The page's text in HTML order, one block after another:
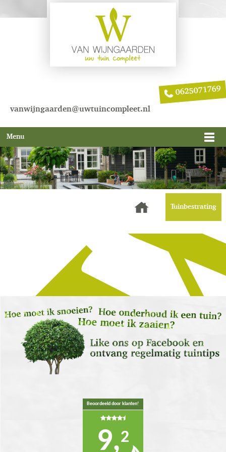
0625071769
vanwijngaarden@uwtuincompleet.nl
Menu
Tuinbestrating
Beoordeeld door klanten!
9,2